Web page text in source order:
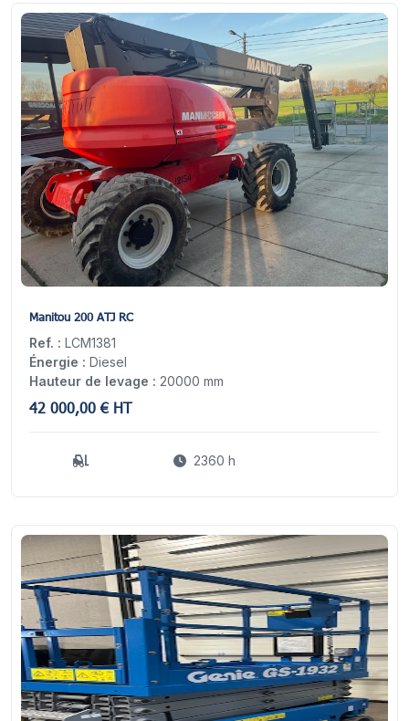
Manitou 200 ATJ RC
Ref. : LCM1381
Énergie : Diesel
Hauteur de levage : 20000 mm
42 000,00 € HT
2360 h